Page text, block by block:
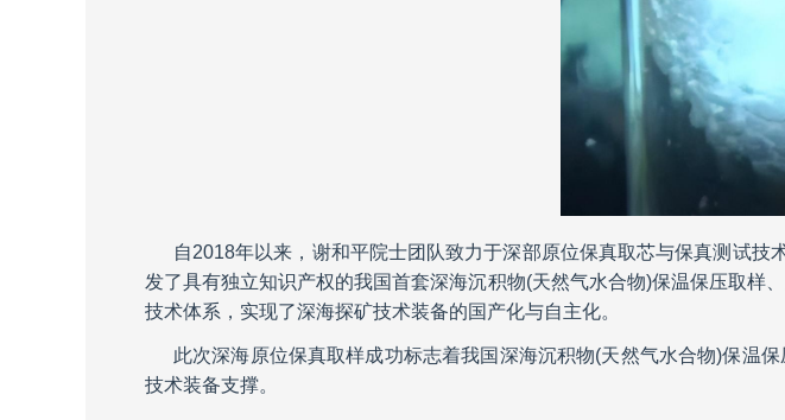
自2018年以来，谢和平院士团队致力于深部原位保真取芯与保真测试
发了具有独立知识产权的我国首套深海沉积物(天然气水合物)保温保压取样
技术体系，实现了深海探矿技术装备的国产化与自主化。
此次深海原位保真取样成功标志着我国深海沉积物(天然气水合物)保温
技术装备支撑。